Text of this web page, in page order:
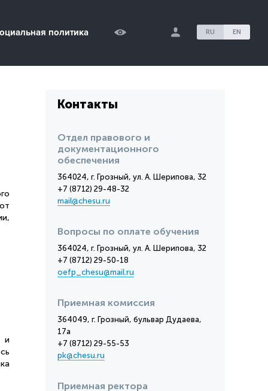
политика RU EN
и
Контакты
Отдел правового и
документационного
обеспечения
364024, г. Грозный, ул. А. Шерипова, 32
+7 (8712) 29-48-32
mail@chesu.ru
Вопросы по оплате обучения
364024, г. Грозный, ул. А. Шерипова, 32
+7 (8712) 29-50-18
oefp_chesu@mail.ru
Приемная комиссия
364049, г. Грозный, бульвар Дудаева,
17а
+7 (8712) 29-55-53
pk@chesu.ru
Приемная ректора